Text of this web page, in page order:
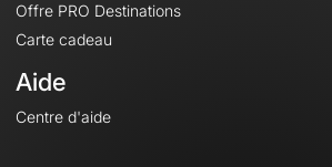
Offre PRO Destinations
Carte cadeau
Aide
Centre d'aide